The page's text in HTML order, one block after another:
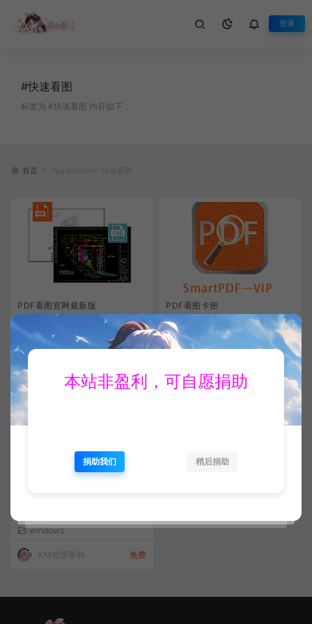
登录
#快速看图
标签为 #快速看图 内容如下：
首页
PDF看图官网最新版
windows
PDF看图卡密
windows
30K币
windows
KM资源客栈 免费
本站非盈利，可自愿捐助
捐助我们 稍后捐助